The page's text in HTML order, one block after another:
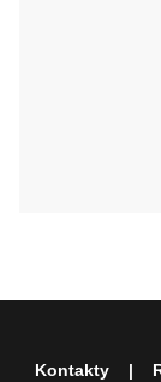
Kontakty